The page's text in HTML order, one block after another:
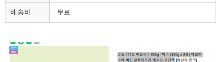
배송비 무료